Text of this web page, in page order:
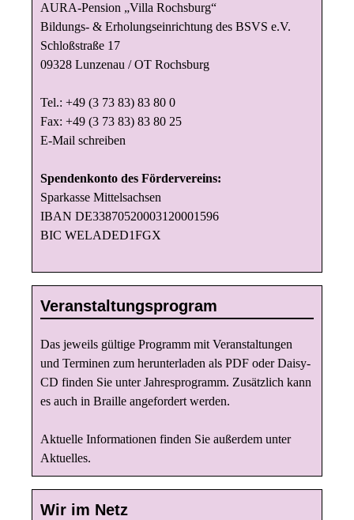
AURA-Pension „Villa Rochsburg“
Bildungs- & Erholungseinrichtung des BSVS e.V.
Schloßstraße 17
09328 Lunzenau / OT Rochsburg
Tel.: +49 (3 73 83) 83 80 0
Fax: +49 (3 73 83) 83 80 25
E-Mail schreiben
Spendenkonto des Fördervereins:
Sparkasse Mittelsachsen
IBAN DE33870520003120001596
BIC WELADED1FGX
Veranstaltungsprogram
Das jeweils gültige Programm mit Veranstaltungen
und Terminen zum herunterladen als PDF oder Daisy-
CD finden Sie unterJahresprogramm. Zusätzlich kann
es auch in Braille angefordert werden.
Aktuelle Informationen finden Sie außerdem unter
Aktuelles.
Wir im Netz